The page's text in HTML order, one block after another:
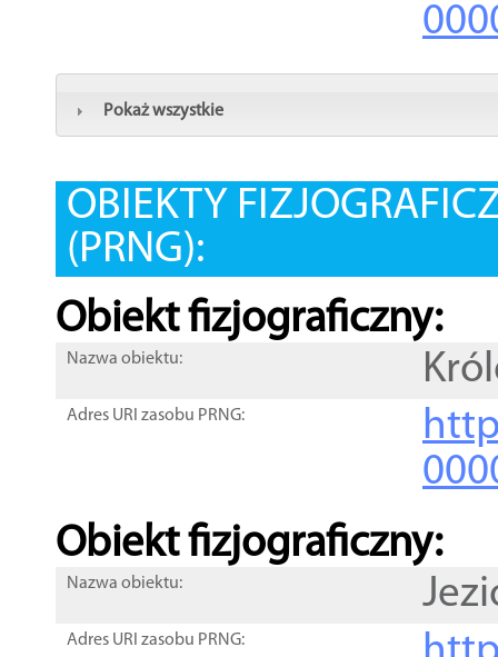
Pokaż wszystkie
OBIEKTY
(PRNG):
Obiekt fizjograficzny:
Nazwa obiektu:
Adres URI zasobu PRNG:
Obiekt fizjograficzny:
Nazwa obiektu:
Adres URI zasobu PRNG: